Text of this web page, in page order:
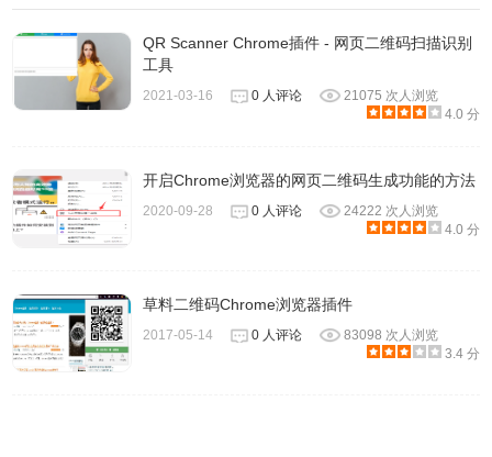
5、你还可以右键单击网页上的任何元素，在右键菜单中为它
QR Scanner Chrome插件 - 网页二维码扫描识别
工具
2021-03-16 0 人评论
21075 次人浏览
4.0 分
开启Chrome浏览器的网页二维码生成功能的方法
2020-09-28 0 人评论
24222 次人浏览
4.0 分
草料二维码Chrome浏览器插件
2017-05-14 0 人评论
83098 次人浏览
3.4 分